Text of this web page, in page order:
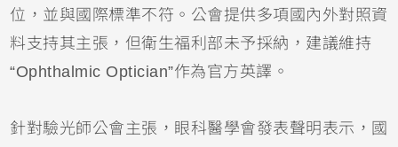
位，並與國際標準不符。公會提供多項國內外對照資
料支持其主張，但衛生福利部未予採納，建議維持
“Ophthalmic Optician”作為官方英譯。
針對驗光師公會主張，眼科醫學會發表聲明表示，國